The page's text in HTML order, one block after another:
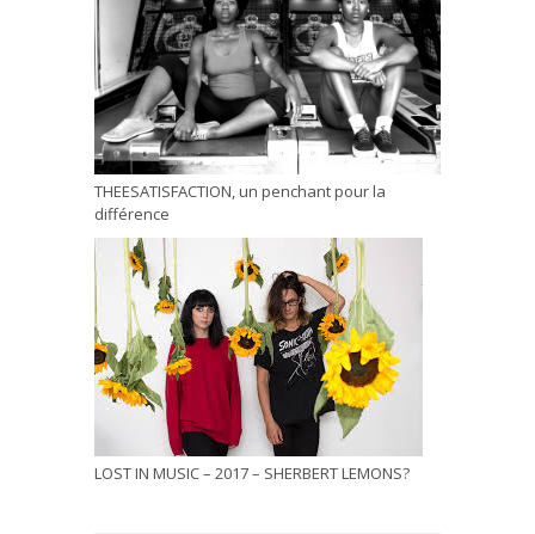
THEESATISFACTION, un penchant pour la
différence
LOST IN MUSIC – 2017 – SHERBERT LEMONS?